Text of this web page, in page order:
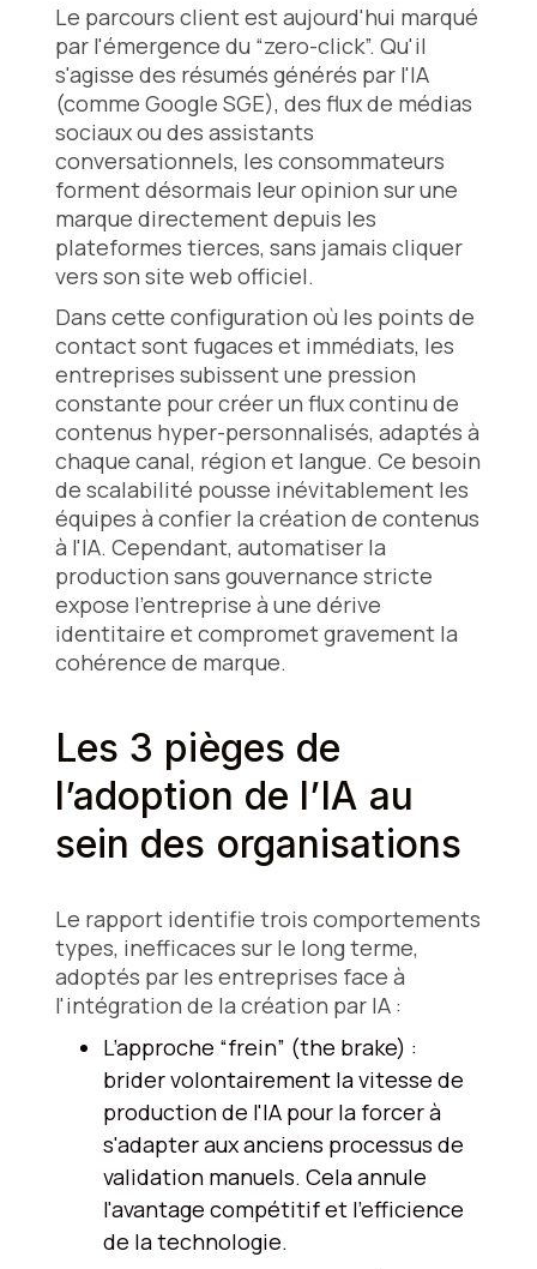
Le parcours client est aujourd'hui marqué
par l'émergence du “zero-click”. Qu'il
s'agisse des résumés générés par l'IA
(comme Google SGE), des flux de médias
sociaux ou des assistants
conversationnels, les consommateurs
forment désormais leur opinion sur une
marque directement depuis les
plateformes tierces, sans jamais cliquer
vers son site web officiel.
Dans cette configuration où les points de
contact sont fugaces et immédiats, les
entreprises subissent une pression
constante pour créer un flux continu de
contenus hyper-personnalisés, adaptés à
chaque canal, région et langue. Ce besoin
de scalabilité pousse inévitablement les
équipes à confier la création de contenus
à l'IA. Cependant, automatiser la
production sans gouvernance stricte
expose l'entreprise à une dérive
identitaire et compromet gravement la
cohérence de marque.
Les 3 pièges de
l’adoption de l’IA au
sein des organisations
Le rapport identifie trois comportements
types, inefficaces sur le long terme,
adoptés par les entreprises face à
l'intégration de la création par IA :
L’approche “frein” (the brake) :
brider volontairement la vitesse de
production de l'IA pour la forcer à
s'adapter aux anciens processus de
validation manuels. Cela annule
l'avantage compétitif et l'efficience
de la technologie.